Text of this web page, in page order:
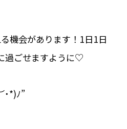
機会があります！1日1日
過ごせますように♡
ﾉ”